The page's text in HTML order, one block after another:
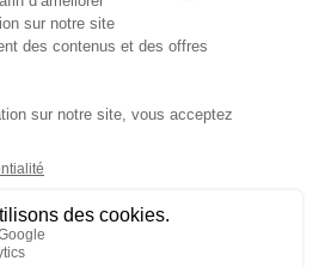
Izyx Systems ©|
de porte : serrure électrique,